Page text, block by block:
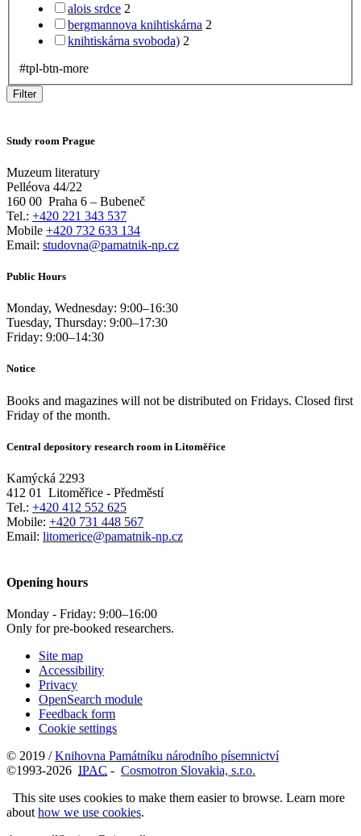
alois srdce 2
bergmannova knihtiskárna 2
knihtiskárna svoboda) 2
#tpl-btn-more
Filter
Study room Prague
Muzeum literatury
Pelléova 44/22
160 00 Praha 6 – Bubeneč
Tel.: +420 221 343 537
Mobile +420 732 633 134
Email: studovna@pamatnik-np.cz
Public Hours
Monday, Wednesday: 9:00–16:30
Tuesday, Thursday: 9:00–17:30
Friday: 9:00–14:30
Notice
Books and magazines will not be distributed on Fridays. Closed first
Friday of the month.
Central depository research room in Litoměřice
Kamýcká 2293
412 01
Litoměřice - Předměstí
Tel.: +420 412 552 625
Mobile: +420 731 448 567
Email: litomerice@pamatnik-np.cz
Opening hours
Monday - Friday: 9:00–16:00
Only for pre-booked researchers.
Site map
Accessibility
Privacy
OpenSearch module
Feedback form
Cookie settings
© 2019 /Knihovna Památníku národního písemnictví
©1993-2026 IPAC - Cosmotron Slovakia, s.r.o.
This site uses cookies to make them easier to browse. Learn more
abouthow we use cookies.